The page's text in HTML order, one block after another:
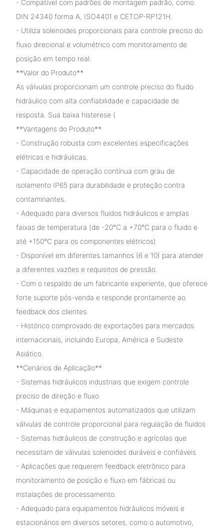
- Compatível com padrões de montagem padrão, como
DIN 24340 forma A, ISO4401 e CETOP-RP121H.
- Utiliza solenoides proporcionais para controle preciso do
fluxo direcional e volumétrico com monitoramento de
posição em tempo real.
**Valor do Produto**
As válvulas proporcionam um controle preciso do fluido
hidráulico com alta confiabilidade e capacidade de
resposta. Sua baixa histerese (
**Vantagens do Produto**
- Construção robusta com excelentes especificações
elétricas e hidráulicas.
- Capacidade de operação contínua com grau de
isolamento IP65 para durabilidade e proteção contra
contaminantes.
- Adequado para diversos fluidos hidráulicos e amplas
faixas de temperatura (de -20°C a +70°C para o fluido e
até +150°C para os componentes elétricos)
- Disponível em diferentes tamanhos (6 e 10) para atender
a diferentes vazões e requisitos de pressão.
- Com o respaldo de um fabricante experiente, que oferece
forte suporte pós-venda e responde prontamente ao
feedback dos clientes.
- Histórico comprovado de exportações para mercados
internacionais, incluindo Europa, América e Sudeste
Asiático.
**Cenários de Aplicação**
- Sistemas hidráulicos industriais que exigem controle
preciso de direção e fluxo
- Máquinas e equipamentos automatizados que utilizam
válvulas de controle proporcional para regulação de fluidos
- Sistemas hidráulicos de construção e agrícolas que
necessitam de válvulas solenoides duráveis ​​e confiáveis
- Aplicações que requerem feedback eletrônico para
monitoramento de posição e fluxo em fábricas ou
instalações de processamento.
- Adequado para equipamentos hidráulicos móveis e
estacionários em diversos setores, como o automotivo,